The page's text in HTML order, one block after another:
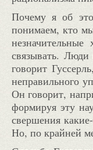
Почему я об
понимаем, кто
связывать.
говорит
неправильного
Он говорит,
формируя эту
свершения
Но, по крайней